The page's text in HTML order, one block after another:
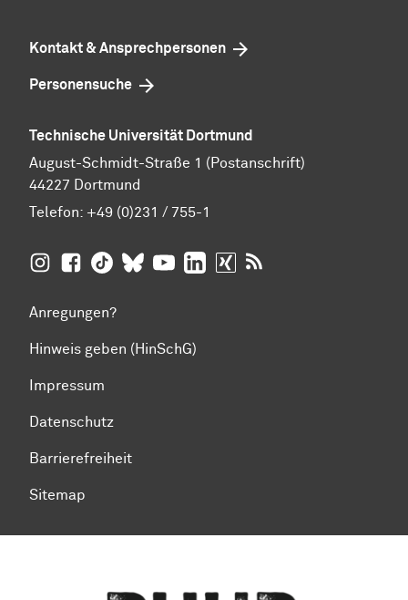
Kontakt & Ansprechpersonen
Personensuche
Technische Universität Dortmund
August-Schmidt-Straße 1 (Postanschrift)
44227 Dortmund
Telefon: +49 (0)231 / 755-1
TU Dortmund auf Insta­gram
TU Dortmund auf Facebook
TU Dortmund auf TikTok
TU Dortmund auf BlueSky
TU Dortmund auf YouTube
TU Dortmund auf LinkedIn
TU Dortmund auf XING
Anregungen?
Hinweis geben (HinSchG)
Impressum
Datenschutz
Barrierefreiheit
Sitemap